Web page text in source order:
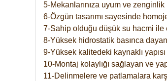
5-Mekanlarınıza uyum ve
6-Özgün tasarımı sayesinde
7-Sahip olduğu düşük su hacmi ile
8-Yüksek hidrostatik basınca
9-Yüksek kalitedeki kaynaklı
10-Montaj kolaylığı sağlayan ve
11-Delinmelere ve patlamalara